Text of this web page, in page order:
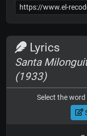
Lyrics
Santa
(1933)
Select the